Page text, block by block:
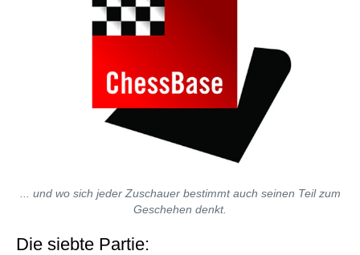
... und wo sich jeder Zuschauer bestimmt auch seinen Teil zum
Geschehen denkt.
Die siebte Partie: